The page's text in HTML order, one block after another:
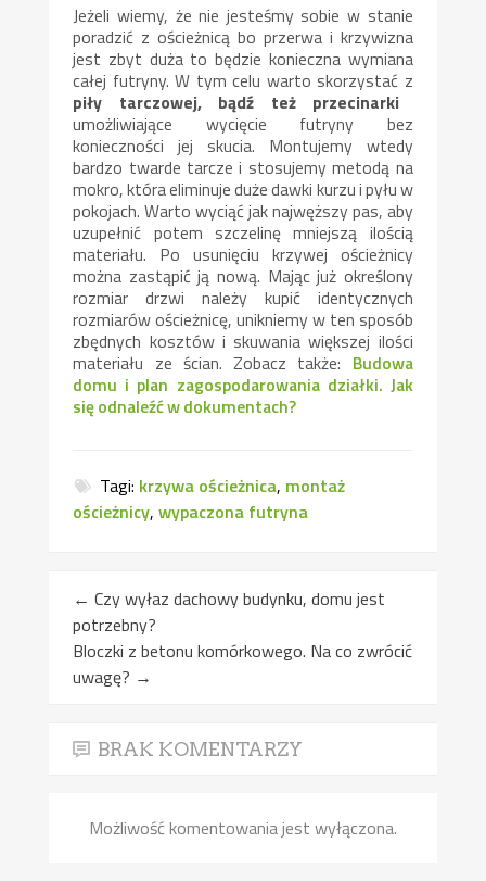
Jeżeli wiemy, że nie jesteśmy sobie w stanie
poradzić z ościeżnicą bo przerwa i krzywizna
jest zbyt duża to będzie konieczna wymiana
całej futryny. W tym celu warto skorzystać z
piły tarczowej, bądź też przecinarki
umożliwiające wycięcie futryny bez
konieczności jej skucia. Montujemy wtedy
bardzo twarde tarcze i stosujemy metodą na
mokro, która eliminuje duże dawki kurzu i pyłu w
pokojach. Warto wyciąć jak najwęższy pas, aby
uzupełnić potem szczelinę mniejszą ilością
materiału. Po usunięciu krzywej ościeżnicy
można zastąpić ją nową. Mając już określony
rozmiar drzwi należy kupić identycznych
rozmiarów ościeżnicę, unikniemy w ten sposób
zbędnych kosztów i skuwania większej ilości
materiału ze ścian. Zobacz także: Budowa
domu i plan zagospodarowania działki. Jak
się odnaleźć w dokumentach?
Tagi: krzywa ościeżnica, montaż
ościeżnicy,wypaczona futryna
← Czy wyłaz dachowy budynku, domu jest
potrzebny?
Bloczki z betonu komórkowego. Na co zwrócić
uwagę? →
BRAK KOMENTARZY
Możliwość komentowania jest wyłączona.